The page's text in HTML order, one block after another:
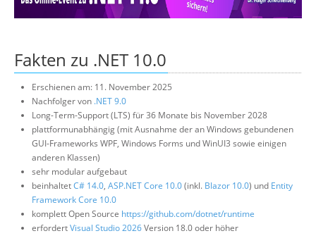
Wissen
Suche
Fakten zu .NET 10.0
Erschienen am: 11. November 2025
Nachfolger von .NET 9.0
Long-Term-Support (LTS) für 36 Monate bis November 2028
plattformunabhängig (mit Ausnahme der an Windows gebundenen
GUI-Frameworks WPF, Windows Forms und WinUI3 sowie einigen
anderen Klassen)
sehr modular aufgebaut
beinhaltetC# 14.0, ASP.NET Core 10.0(inkl. Blazor 10.0) und Entity
Framework Core 10.0
komplett Open Source https://github.com/dotnet/runtime
erfordertVisual Studio 2026Version 18.0 oder höher